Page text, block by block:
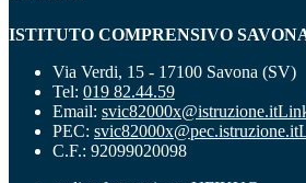
ISTITUTO COMPRENSIVO
Via Verdi, 15 - 17100 Savona (SV)
Tel: 019 82.44.59
Email: svic82000x@istruzione.it
PEC: svic82000x@pec.istruzione.it
C.F.: 92099020098